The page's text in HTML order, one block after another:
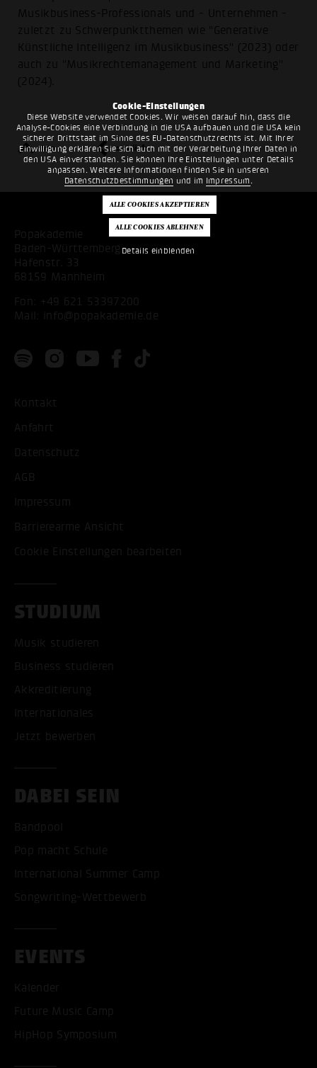
Cookie-Einstellungen
Diese Website verwendet Cookies. Wir weisen darauf hin, dass die
Analyse-Cookies eine Verbindung in die USA aufbauen und die USA kein
sicherer Drittstaat im Sinne des EU-Datenschutzrechts ist. Mit Ihrer
Einwilligung erklären Sie sich auch mit der Verarbeitung Ihrer Daten in
den USA einverstanden. Sie können Ihre Einstellungen unter Details
anpassen. Weitere Informationen finden Sie in unseren
Datenschutzbestimmungen und im Impressum .
Details einblenden
Musikbusiness-Professionals und - Unternehmen -
zuletzt zu Schwerpunktthemen wie "Generative
Künstliche Intelligenz im Musikbusiness" (2023) oder
auch zu "Musikrechtemanagement und Marketing"
(2024).
top zurück
Popakademie
Baden-Württemberg
Hafenstr. 33
68159 Mannheim
Fon:
+49 621 53397200
Mail:
info@popakademie.de
Kontakt
Anfahrt
Datenschutz
AGB
Impressum
Barrierearme Ansicht
Cookie Einstellungen bearbeiten
STUDIUM
Musik studieren
Business studieren
Akkreditierung
Internationales
Jetzt bewerben
DABEI SEIN
Bandpool
Pop macht Schule
International Summer Camp
Songwriting-Wettbewerb
EVENTS
Kalender
Future Music Camp
HipHop Symposium